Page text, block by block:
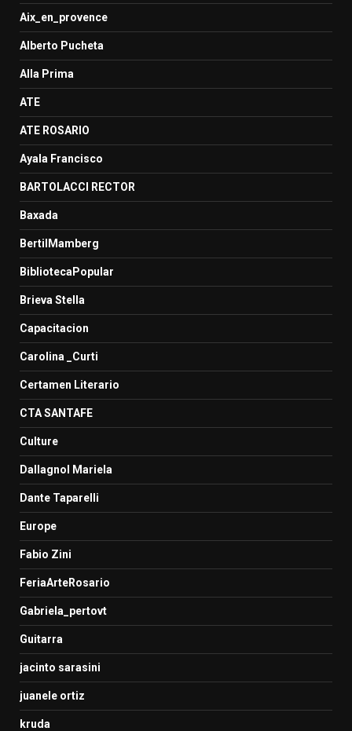
Aix_en_provence
Alberto Pucheta
Alla Prima
ATE
ATE ROSARIO
Ayala Francisco
BARTOLACCI RECTOR
Baxada
BertilMamberg
BibliotecaPopular
Brieva Stella
Capacitacion
Carolina _Curti
Certamen Literario
CTA SANTAFE
Culture
Dallagnol Mariela
Dante Taparelli
Europe
Fabio Zini
FeriaArteRosario
Gabriela_pertovt
Guitarra
jacinto sarasini
juanele ortiz
kruda